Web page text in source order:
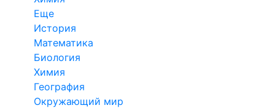
Еще
История
Математика
Биология
Химия
География
Окружающий мир